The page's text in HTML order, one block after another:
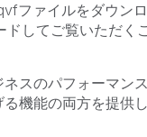
ファイルをダウン
してご覧いただく
スのパフォーマンス
機能の両方を提供し